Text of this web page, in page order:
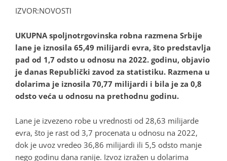
IZVOR:NOVOSTI
UKUPNA spoljnotrgovinska robna razmena Srbije
lane je iznosila 65,49 milijardi evra, što predstavlja
pad od 1,7 odsto u odnosu na 2022. godinu, objavio
je danas Republički zavod za statistiku. Razmena u
dolarima je iznosila 70,77 milijardi i bila je za 0,8
odsto veća u odnosu na prethodnu godinu.
Lane je izvezeno robe u vrednosti od 28,63 milijarde
evra, što je rast od 3,7 procenata u odnosu na 2022,
dok je uvoz vredeo 36,86 milijardi ili 5,5 odsto manje
nego godinu dana ranije. Izvoz izražen u dolarima